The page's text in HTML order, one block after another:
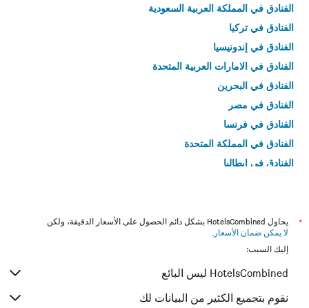
الفنادق في المملكة العربية السعودية
الفنادق في تركيا
الفنادق في إندونيسيا
الفنادق في الامارات العربية المتحدة
الفنادق في البحرين
الفنادق في مصر
الفنادق في فرنسا
الفنادق في المملكة المتحدة
الفنادق في إيطاليا
*
يحاول HotelsCombined بشكل دائم الحصول على الأسعار الدقيقة، ولكن
لا يمكن ضمان الأسعار .
إليك السبب:
HotelsCombined ليس البائع
نقوم بتجميع الكثير من البيانات لك